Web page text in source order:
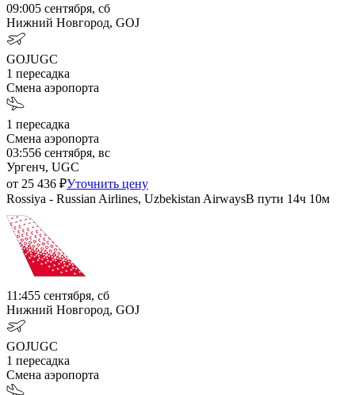
09:005 сентября, сб
Нижний Новгород, GOJ
GOJUGC
1 пересадка
Смена аэропорта
1 пересадка
Смена аэропорта
03:556 сентября, вс
Ургенч, UGC
от 25 436 ₽Уточнить цену
Rossiya - Russian Airlines, Uzbekistan AirwaysВ пути 14ч 10м
11:455 сентября, сб
Нижний Новгород, GOJ
GOJUGC
1 пересадка
Смена аэропорта